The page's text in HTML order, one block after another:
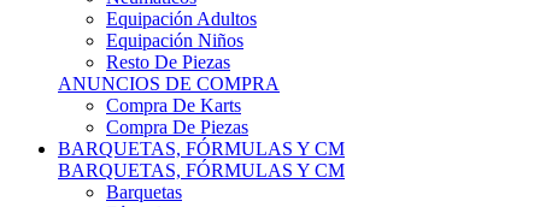
Equipación Adultos
Equipación Niños
Resto De Piezas
ANUNCIOS DE COMPRA
Compra De Karts
Compra De Piezas
BARQUETAS, FÓRMULAS Y CM
BARQUETAS, FÓRMULAS Y CM
Barquetas